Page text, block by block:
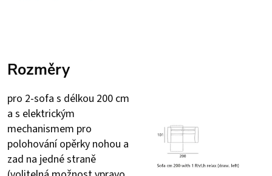
Rozměry
pro 2-sofa s délkou 200 cm
a s elektrickým
mechanismem pro
polohování opěrky nohou a
zad na jedné straně